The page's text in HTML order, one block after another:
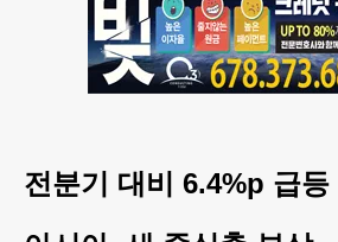
전분기 대비 6.4%p 급등